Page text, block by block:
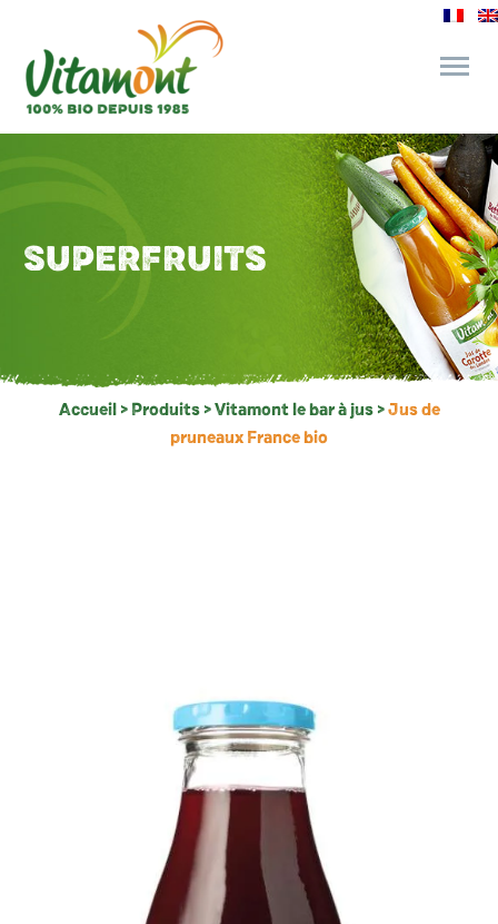
des engagements
SUPERFRUITS
Accueil > Produits>Vitamont le bar à jus>Jus de
pruneaux France bio